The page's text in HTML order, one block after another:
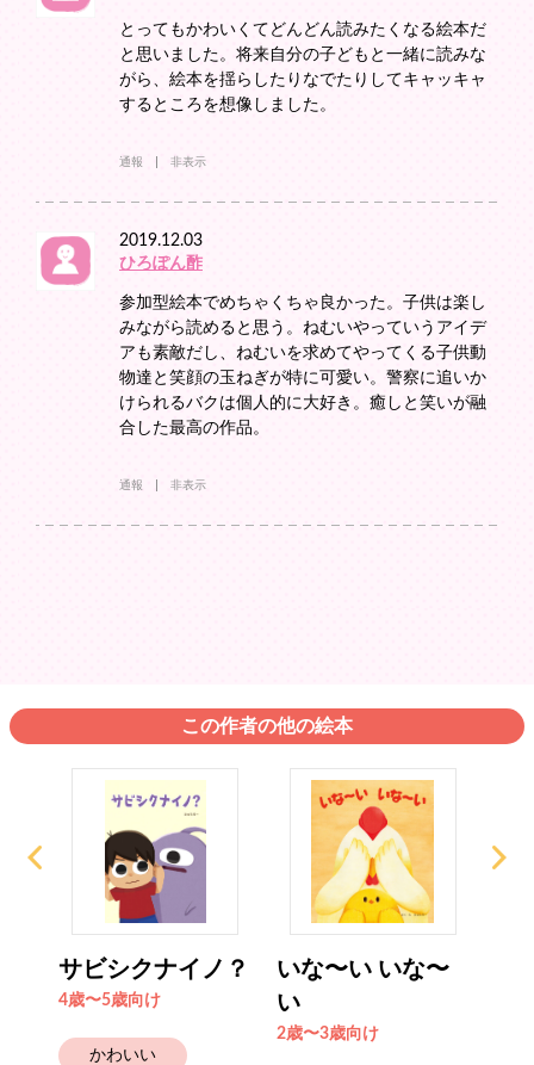
とってもかわいくてどんどん読みたくなる絵本だ
と思いました。将来自分の子どもと一緒に読みな
がら、絵本を揺らしたりなでたりしてキャッキャ
するところを想像しました。
通報 非表示
2019.12.03
ひろぽん酢
参加型絵本でめちゃくちゃ良かった。子供は楽し
みながら読めると思う。ねむいやっていうアイデ
アも素敵だし、ねむいを求めてやってくる子供動
物達と笑顔の玉ねぎが特に可愛い。警察に追いか
けられるバクは個人的に大好き。癒しと笑いが融
合した最高の作品。
通報 非表示
この作者の他の絵本
サビシクナイノ？
4歳〜5歳向け
かわいい
いな〜い いな〜
い
2歳〜3歳向け